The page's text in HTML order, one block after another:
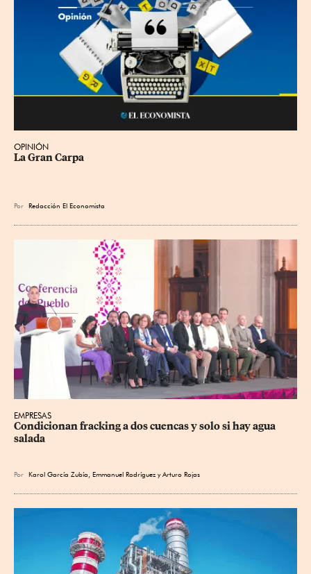
OPINIÓN
La Gran Carpa
Por Redacción El Economista
EMPRESAS
Condicionan fracking a dos cuencas y solo si hay agua
salada
Por Karol García Zubía Emmanuel Rodríguez yArturo Rojas